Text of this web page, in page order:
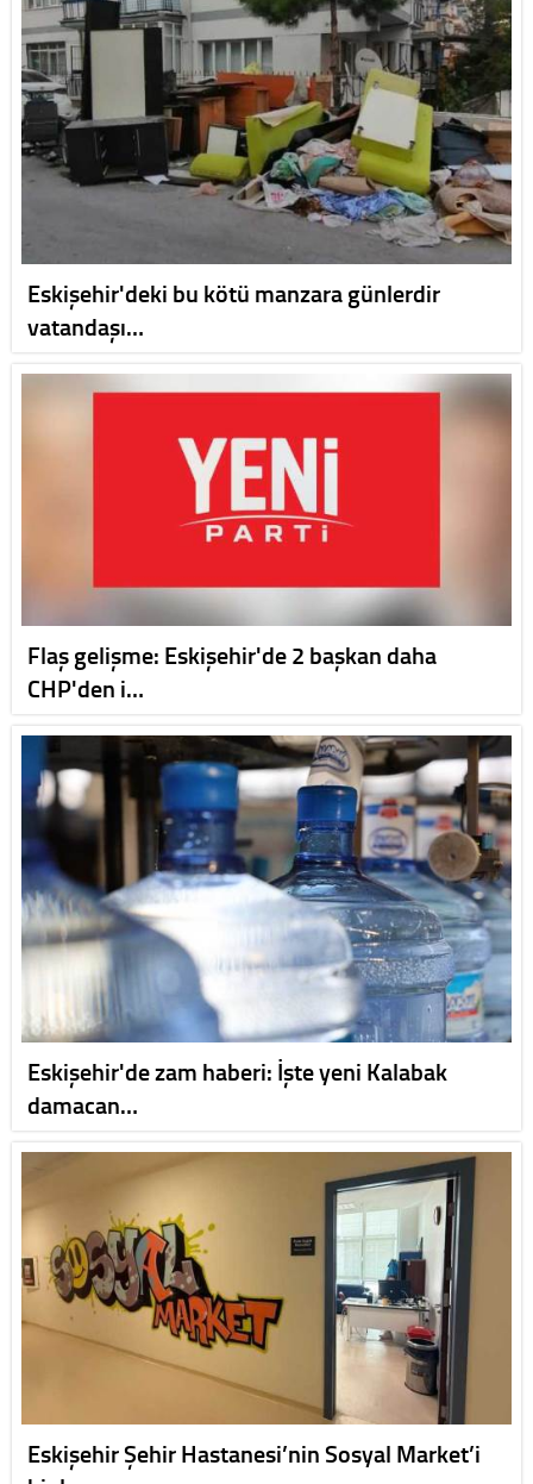
Eskişehir'deki bu kötü manzara günlerdir
vatandaşı…
Flaş gelişme: Eskişehir'de 2 başkan daha
CHP'den i…
Eskişehir'de zam haberi: İşte yeni Kalabak
damacan…
Eskişehir Şehir Hastanesi’nin Sosyal Market’i